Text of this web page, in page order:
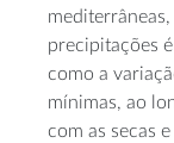
precipitações
como a
mínimas, ao
com as secas